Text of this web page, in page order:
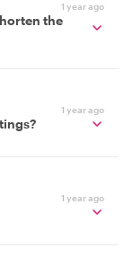
1 year ago
the
1 year ago
1 year ago